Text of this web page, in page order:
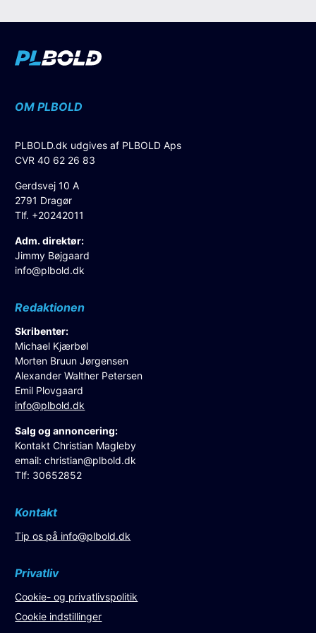
OM PLBOLD
PLBOLD.dk udgives af PLBOLD Aps
CVR 40 62 26 83
Gerdsvej 10 A
2791 Dragør
Tlf. +20242011
Adm. direktør:
Jimmy Bøjgaard
info@plbold.dk
Redaktionen
Skribenter:
Michael Kjærbøl
Morten Bruun Jørgensen
Alexander Walther Petersen
Emil Plovgaard
info@plbold.dk
Salg og annoncering:
Kontakt Christian Magleby
email:christian@plbold.dk
Tlf: 30652852
Kontakt
Tip os på info@plbold.dk
Privatliv
Cookie- og privatlivspolitik
Cookie indstillinger